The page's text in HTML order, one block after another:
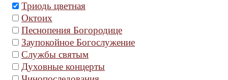
Триодь цветная
Октоих
Песнопения Богородице
Заупокойное Богослужение
Службы святым
Духовные концерты